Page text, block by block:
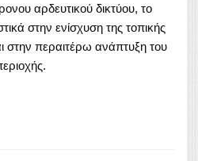
αρδευτικού δικτύου, το
στην ενίσχυση της τοπικής
στην περαιτέρω ανάπτυξη του